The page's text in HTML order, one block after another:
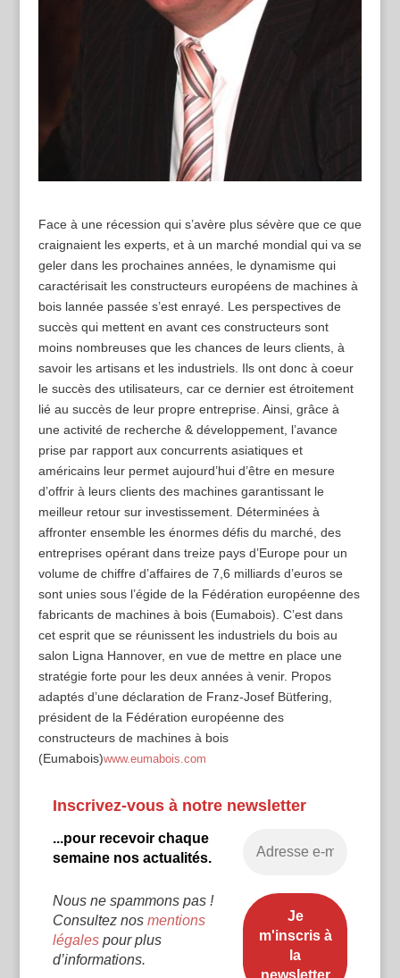
Face à une récession qui s’avère plus sévère que ce que
craignaient les experts, et à un marché mondial qui va se
geler dans les prochaines années, le dynamisme qui
caractérisait les constructeurs européens de machines à
bois lannée passée s’est enrayé. Les perspectives de
succès qui mettent en avant ces constructeurs sont
moins nombreuses que les chances de leurs clients, à
savoir les artisans et les industriels. Ils ont donc à coeur
le succès des utilisateurs, car ce dernier est étroitement
lié au succès de leur propre entreprise. Ainsi, grâce à
une activité de recherche & développement, l’avance
prise par rapport aux concurrents asiatiques et
américains leur permet aujourd’hui d’être en mesure
d’offrir à leurs clients des machines garantissant le
meilleur retour sur investissement. Déterminées à
affronter ensemble les énormes défis du marché, des
entreprises opérant dans treize pays d’Europe pour un
volume de chiffre d’affaires de 7,6 milliards d’euros se
sont unies sous l’égide de la Fédération européenne des
fabricants de machines à bois (Eumabois). C’est dans
cet esprit que se réunissent les industriels du bois au
salon Ligna Hannover, en vue de mettre en place une
stratégie forte pour les deux années à venir. Propos
adaptés d’une déclaration de Franz-Josef Bütfering,
président de la Fédération européenne des
constructeurs de machines à bois
(Eumabois)www.eumabois.com
Inscrivez-vous à notre newsletter
...pour recevoir chaque
semaine nos actualités.
Nous ne spammons pas !
Consultez nos mentions
légalespour plus
d’informations.